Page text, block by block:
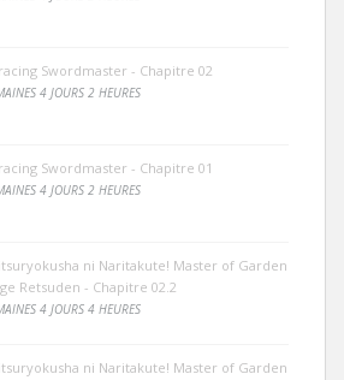
Swordmaster - Chapitre 02
4 JOURS 2 HEURES
Swordmaster - Chapitre 01
4 JOURS 2 HEURES
ni Naritakute! Master of Garden
Retsuden - Chapitre 02.2
4 JOURS 4 HEURES
ni Naritakute! Master of Garden